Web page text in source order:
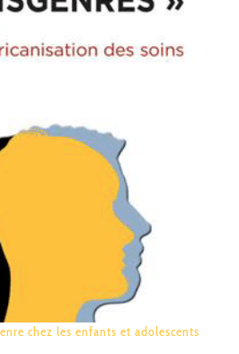
chez les enfants et adolescents